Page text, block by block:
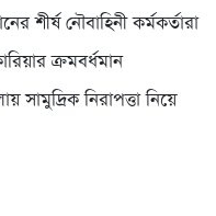
শীর্ষ নৌবাহিনী কর্মকর্তারা
ক্রমবর্ধমান
সামুদ্রিক নিরাপত্তা নিয়ে